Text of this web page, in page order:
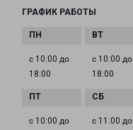
ГРАФИК РАБОТЫ
с 10:00 до
18:00
с 10:00 до
18:00
с 10:00 до
с 11:00 до